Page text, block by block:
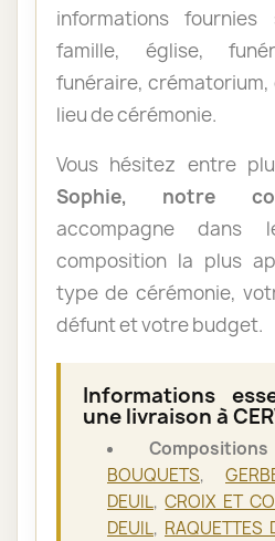
informations
famille, église,
funéraire,
lieu de cérémonie.
Vous hésitez entre
Sophie, notre
accompagne
composition la plus
type de cérémonie,
défunt et votre budget.
Informations
une livraison à
BOUQUETS,
DEUIL,CROIX ET
DEUIL, RAQUETTES